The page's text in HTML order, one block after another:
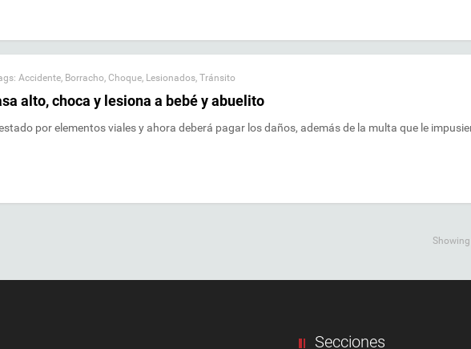
Accidente, Borracho, Choque, Lesionados, Tránsito
alto, choca y lesiona a bebé y abuelito
por elementos viales y ahora deberá pagar los daños, además de la multa que le
Secciones